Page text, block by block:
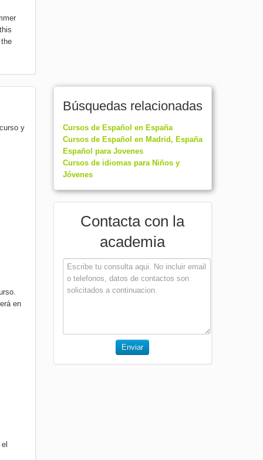
y
en
Búsquedas relacionadas
Cursos de Español en España
Cursos de Español en Madrid, España
Español para Jovenes
Cursos de idiomas para Niños y
Jóvenes
Contacta con la
academia
Enviar